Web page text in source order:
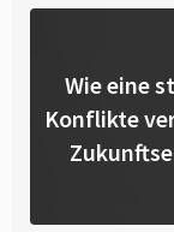
Wie eine
Konflikte